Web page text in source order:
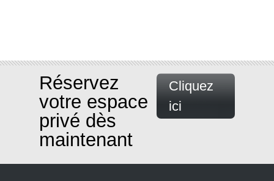
Réservez
votre espace
privé dès
maintenant
Cliquez
ici